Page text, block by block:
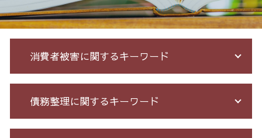
消費者被害に関するキーワード
ネット 詐欺 被害 届
振り込め 詐欺 警察
債務整理に関するキーワード